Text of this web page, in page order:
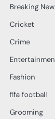
Breaking
Cricket
Crime
Fashion
fifa football
Grooming